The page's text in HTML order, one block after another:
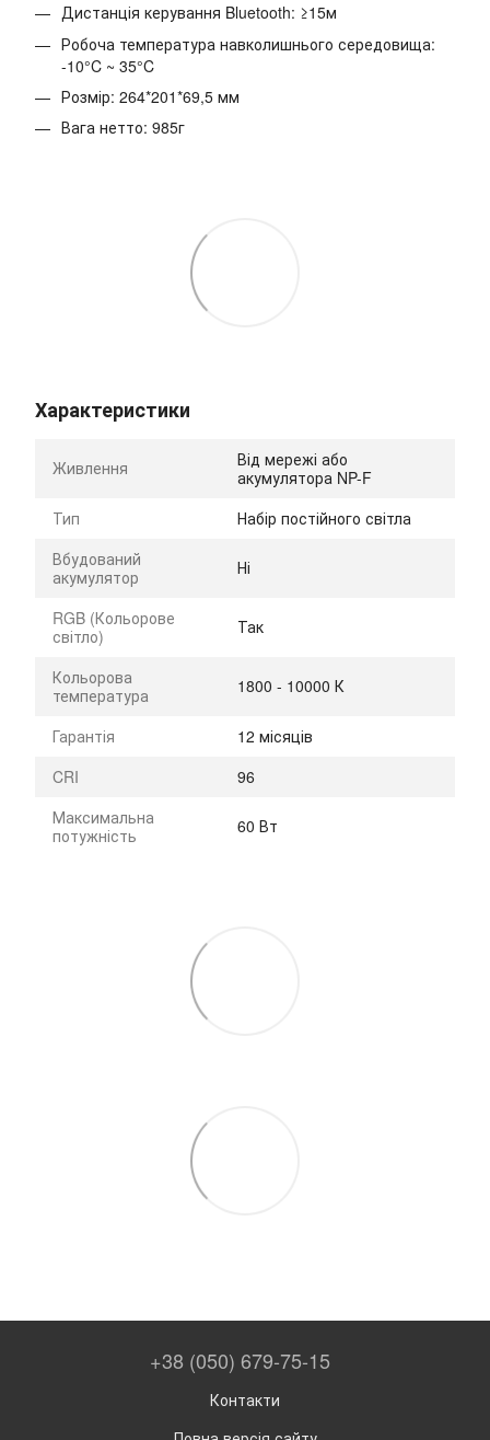
Дистанція керування Bluetooth: ≥15м
Робоча температура навколишнього середовища:
-10°C ~ 35°C
Розмір: 264*201*69,5 мм
Вага нетто: 985г
Характеристики
Живлення
Від мережі або
акумулятора NP-F
Тип
Набір постійного світла
Вбудований
акумулятор
Ні
RGB (Кольорове
світло)
Так
Кольорова
температура
1800 - 10000 К
Гарантія
12 місяців
CRI
96
Максимальна
потужність
60 Вт
+38 (050) 679-75-15
Контакти